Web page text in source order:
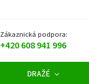
Zákaznická podpora:
+420 608 941 996
DRAŽÉ